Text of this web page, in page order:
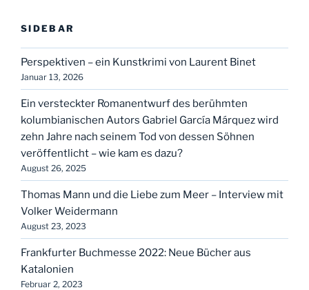
SIDEBAR
Perspektiven – ein Kunstkrimi von Laurent Binet
Januar 13, 2026
Ein versteckter Romanentwurf des berühmten
kolumbianischen Autors Gabriel García Márquez wird
zehn Jahre nach seinem Tod von dessen Söhnen
veröffentlicht – wie kam es dazu?
August 26, 2025
Thomas Mann und die Liebe zum Meer – Interview mit
Volker Weidermann
August 23, 2023
Frankfurter Buchmesse 2022: Neue Bücher aus
Katalonien
Februar 2, 2023